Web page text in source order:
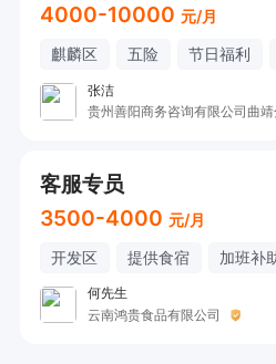
4000-10000 元/月
麒麟区 五险 节日福利
张洁
贵州善阳商务咨询有限公司曲靖
客服专员
3500-4000 元/月
开发区 提供食宿 加班补
何先生
云南鸿贵食品有限公司